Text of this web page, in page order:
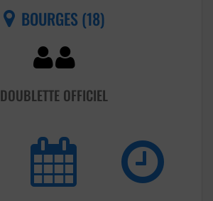
BOURGES (18)
DOUBLETTE OFFICIEL